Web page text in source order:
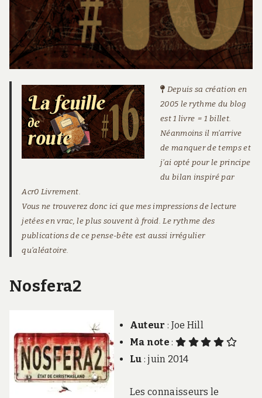
Depuis sa création en
2005 le rythme du blog
est 1 livre = 1 billet.
Néanmoins il m’arrive
de manquer de temps et
j’ai opté pour le principe
du bilan inspiré par
Acr0 Livrement.
Vous ne trouverez donc ici que mes impressions de lecture
jetées en vrac, le plus souvent à froid. Le rythme des
publications de ce pense-bête est aussi irrégulier
qu’aléatoire.
Nosfera2
Auteur : Joe Hill
Ma note :
Lu : juin 2014
Les connaisseurs le